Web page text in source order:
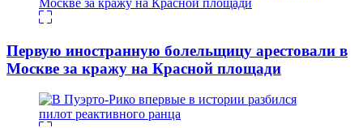
Первую иностранную болельщицу арестовали в
Москве за кражу на Красной площади